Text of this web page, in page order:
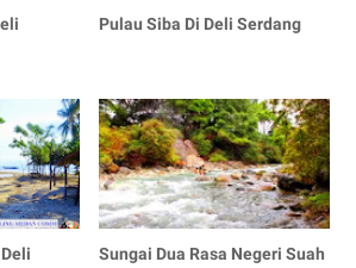
Pulau Siba Di Deli Serdang
Sungai Dua Rasa Negeri Suah